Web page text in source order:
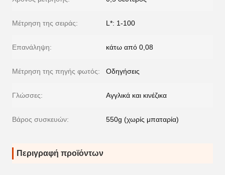
Μέτρηση της σειράς: L*: 1-100
Επανάληψη: κάτω από 0,08
Μέτρηση της πηγής φωτός: Οδηγήσεις
Γλώσσες: Αγγλικά και κινέζικα
Βάρος συσκευών: 550g (χωρίς μπαταρία)
Περιγραφή προϊόντων